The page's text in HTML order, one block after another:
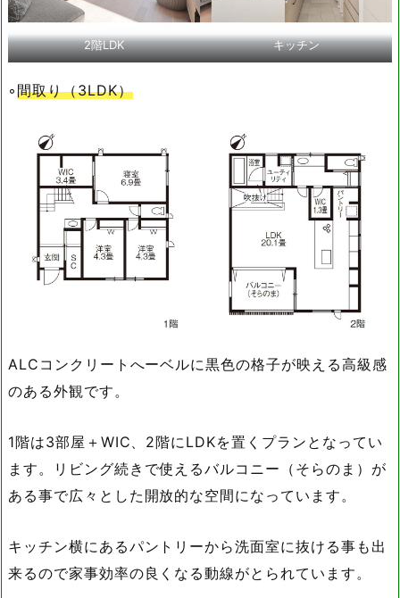
2階LDK キッチン
◦間取り（3LDK）
ALCコンクリートへーベルに黒色の格子が映える高級感
のある外観です。
1階は3部屋＋WIC、2階にLDKを置くプランとなってい
ます。リビング続きで使えるバルコニー（そらのま）が
ある事で広々とした開放的な空間になっています。
キッチン横にあるパントリーから洗面室に抜ける事も出
来るので家事効率の良くなる動線がとられています。